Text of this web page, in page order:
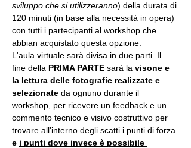
sviluppo che si utilizzeranno) della durata di
120 minuti (in base alla necessità in opera)
con tutti i partecipanti al workshop che
abbian acquistato questa opzione.
L'aula virtuale sarà divisa in due parti. Il
fine della PRIMA PARTE sarà la visone e
la lettura delle fotografie realizzate e
selezionate da ognuno durante il
workshop, per ricevere un feedback e un
commento tecnico e visivo costruttivo per
trovare all'interno degli scatti i punti di forza
e i punti dove invece è possibile